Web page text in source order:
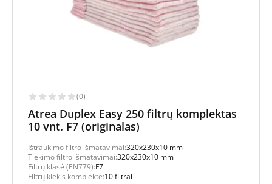
(0)
Atrea Duplex Easy 250 filtrų komplektas
10 vnt. F7 (originalas)
Ištraukimo filtro išmatavimai:320x230x10 mm
Tiekimo filtro išmatavimai:320x230x10 mm
Filtrų klasė (EN779):F7
Filtrų kiekis komplekte:10 filtrai